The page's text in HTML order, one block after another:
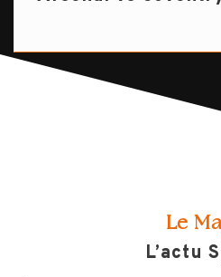
Le
L’actu